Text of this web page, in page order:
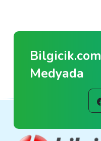
Medyada